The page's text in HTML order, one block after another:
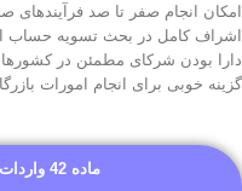
امکان انجام صفر تا صد فرآیند‌های
اشراف کامل در بحث تسویه حساب
دارا بودن شرکای مطمئن در
گزینه خوبی برای انجام امورات
ماده 42 واردات کالای مستعمل چیست؟